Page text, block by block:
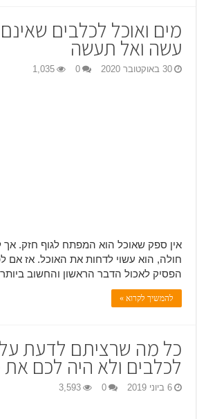
מים ואוכל לכלבים
עשה ואל תעשה
30 באוקטובר 2020 0
1,035
אין ספק שאוכל הוא המפתח לגוף חזק.
חולה, הוא עשוי לדחות את האוכל. אז
הפסיק לאכול הדבר הראשון והחשוב
להמשיך לקרוא »
כל מה שרציתם לדעת
לכלבים ולא היה לכם את
6 ביוני 2019 0
3,593